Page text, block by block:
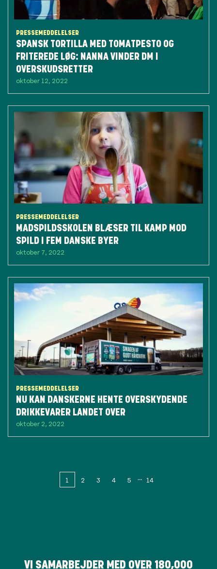
PRESSEMEDDELELSER
SPANSK TORTILLA MED TOMATPESTO OG
FRITEREDE LØG: NANNA VINDER DM I
OVERSKUDSRETTER
oktober 12, 2022
PRESSEMEDDELELSER
MADSPILDSSKOLEN BLÆSER TIL KAMP MOD
SPILD I FEM DANSKE BYER
oktober 7, 2022
PRESSEMEDDELELSER
NU KAN DANSKERNE HENTE OVERSKYDENDE
DRIKKEVARER LANDET OVER
oktober 2, 2022
1 2 3 4 5 14
VI SAMARBEJDER MED OVER 180,000